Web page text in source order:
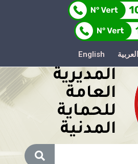
العربية English
المديرية
العامة
للحماية
المدنية